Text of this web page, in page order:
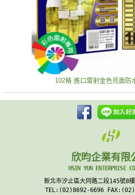
102格 進口雷射金色亮面防
欣昀企業有限
HSIN YUN ENTERPRISE
新北市汐止區大同路二段145號8
TEL:(02)8692-6696